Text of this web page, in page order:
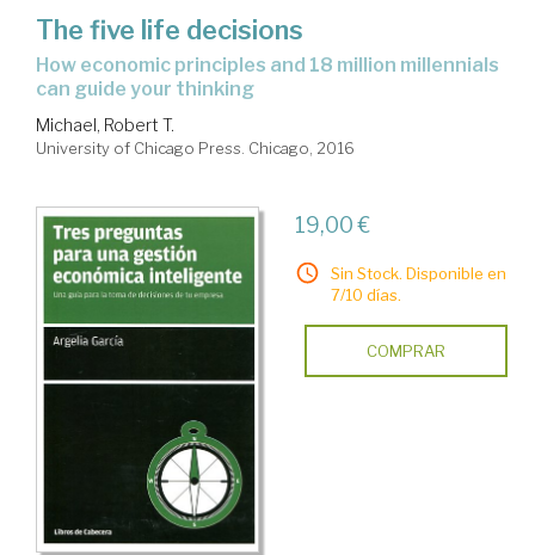
The five life decisions
how economic principles and 18 million millennials
can guide your thinking
Michael, Robert T.
University of Chicago Press. Chicago, 2016
19,00 €
Sin Stock. Disponible en
7/10 días.
COMPRAR